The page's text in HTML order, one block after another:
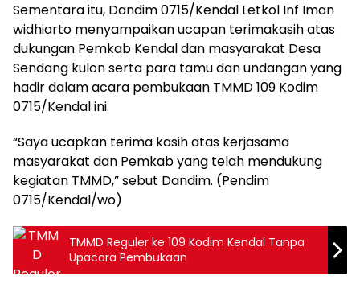
Sementara itu, Dandim 0715/Kendal Letkol Inf Iman
widhiarto menyampaikan ucapan terimakasih atas
dukungan Pemkab Kendal dan masyarakat Desa
Sendang kulon serta para tamu dan undangan yang
hadir dalam acara pembukaan TMMD 109 Kodim
0715/Kendal ini.
“Saya ucapkan terima kasih atas kerjasama
masyarakat dan Pemkab yang telah mendukung
kegiatan TMMD,” sebut Dandim. (Pendim
0715/Kendal/wo)
TMMD Reguler ke 109 Kodim Kendal Tanpa
Upacara Pembukaan